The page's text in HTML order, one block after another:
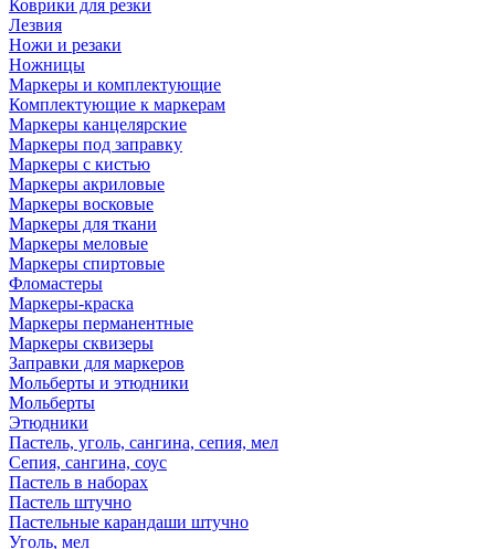
Коврики для резки
Лезвия
Ножи и резаки
Ножницы
Маркеры и комплектующие
Комплектующие к маркерам
Маркеры канцелярские
Маркеры под заправку
Маркеры с кистью
Маркеры акриловые
Маркеры восковые
Маркеры для ткани
Маркеры меловые
Маркеры спиртовые
Фломастеры
Маркеры-краска
Маркеры перманентные
Маркеры сквизеры
Заправки для маркеров
Мольберты и этюдники
Мольберты
Этюдники
Пастель, уголь, сангина, сепия, мел
Сепия, сангина, соус
Пастель в наборах
Пастель штучно
Пастельные карандаши штучно
Уголь, мел